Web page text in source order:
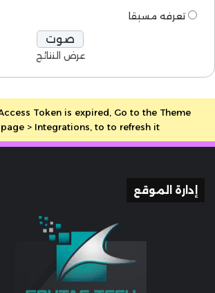
تعرفه مسبقا
عرض النتائج
Token is expired, Go to the Theme
> Integrations, to to refresh it.
إدارة الموقع